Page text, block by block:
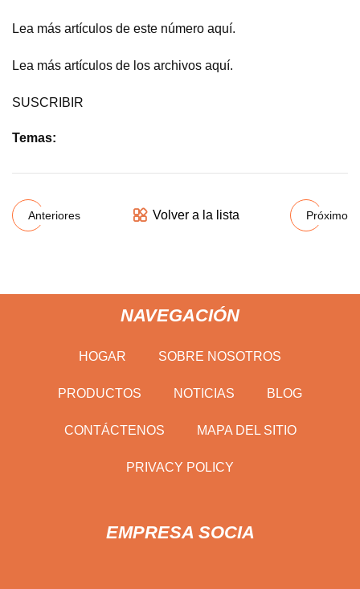
Lea más artículos de este número aquí.
Lea más artículos de los archivos aquí.
SUSCRIBIR
Temas:
Anteriores Volver a la lista Próximo
NAVEGACIÓN
HOGAR SOBRE NOSOTROS
PRODUCTOS NOTICIAS BLOG
CONTÁCTENOS MAPA DEL SITIO
PRIVACY POLICY
EMPRESA SOCIA